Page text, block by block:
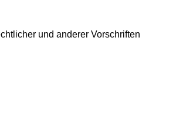
und anderer Vorschriften